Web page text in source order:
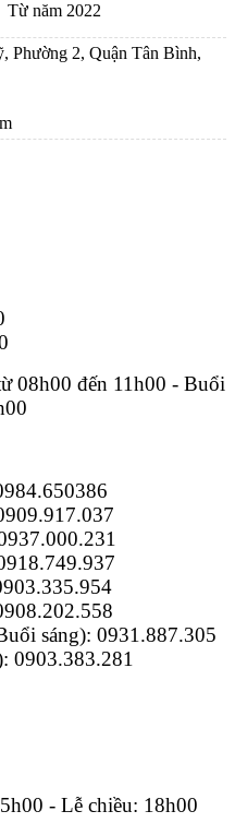
Từ năm 2022
Phường 2, Quận Tân Bình,
08h00 đến 11h00 - Buổi
sáng): 0931.887.305
0903.383.281
- Lễ chiều: 18h00